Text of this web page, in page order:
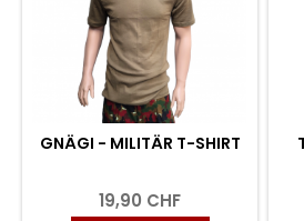
GNÄGI - MILITÄR T-SHIRT
19,90 CHF